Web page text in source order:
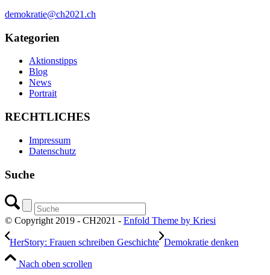
demokratie@ch2021.ch
Kategorien
Aktionstipps
Blog
News
Portrait
RECHTLICHES
Impressum
Datenschutz
Suche
© Copyright 2019 - CH2021 - Enfold Theme by Kriesi
HerStory: Frauen schreiben Geschichte Demokratie denken
Nach oben scrollen